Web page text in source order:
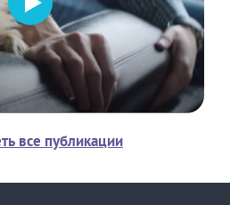
все публикации